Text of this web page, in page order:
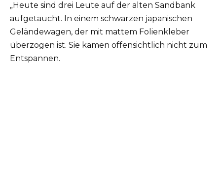
„Heute sind drei Leute auf der alten Sandbank
aufgetaucht. In einem schwarzen japanischen
Geländewagen, der mit mattem Folienkleber
überzogen ist. Sie kamen offensichtlich nicht zum
Entspannen.